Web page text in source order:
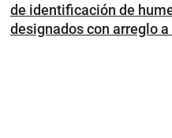
de identificación de
designados con arreglo